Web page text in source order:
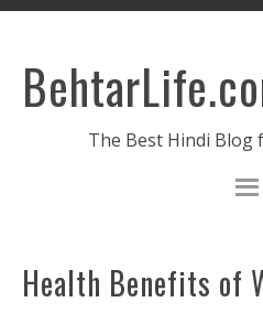
The Best Hindi Blog
Health Benefits of